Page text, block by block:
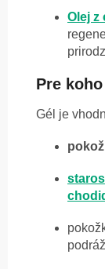
Olej z
Pre
Gél je